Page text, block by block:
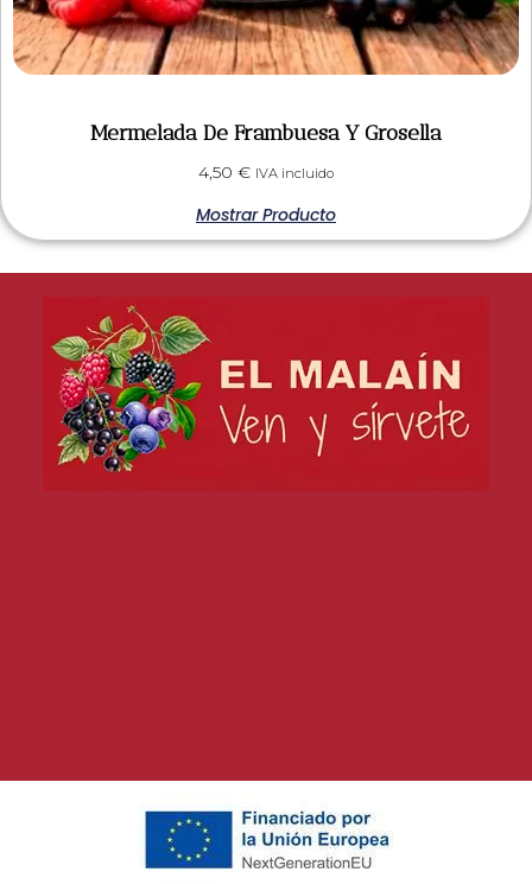
Mermelada De Frambuesa Y Grosella
4,50 € IVA incluido
Mostrar Producto